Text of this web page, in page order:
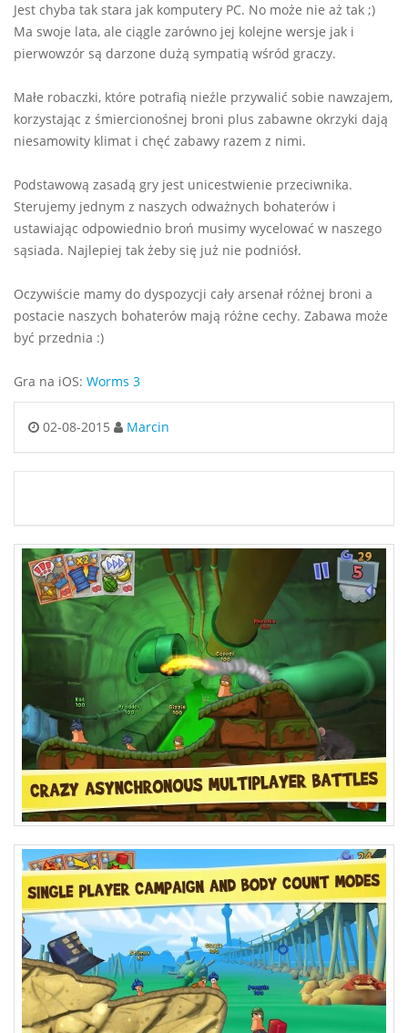
Jest chyba tak stara jak komputery PC. No może nie aż tak ;)
Ma swoje lata, ale ciągle zarówno jej kolejne wersje jak i
pierwowzór są darzone dużą sympatią wśród graczy.
Małe robaczki, które potrafią nieźle przywalić sobie nawzajem,
korzystając z śmiercionośnej broni plus zabawne okrzyki dają
niesamowity klimat i chęć zabawy razem z nimi.
Podstawową zasadą gry jest unicestwienie przeciwnika.
Sterujemy jednym z naszych odważnych bohaterów i
ustawiając odpowiednio broń musimy wycelować w naszego
sąsiada. Najlepiej tak żeby się już nie podniósł.
Oczywiście mamy do dyspozycji cały arsenał różnej broni a
postacie naszych bohaterów mają różne cechy. Zabawa może
być przednia :)
Gra na iOS: Worms 3
02-08-2015 Marcin